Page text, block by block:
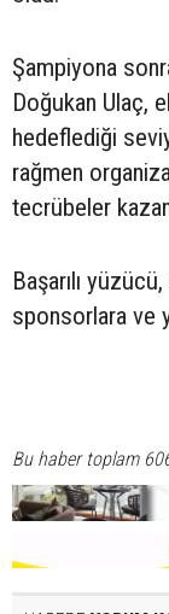
Şampiyona
Doğukan Ulaç,
hedeflediği
rağmen
tecrübeler
Başarılı
sponsorlara ve
Bu haber toplam